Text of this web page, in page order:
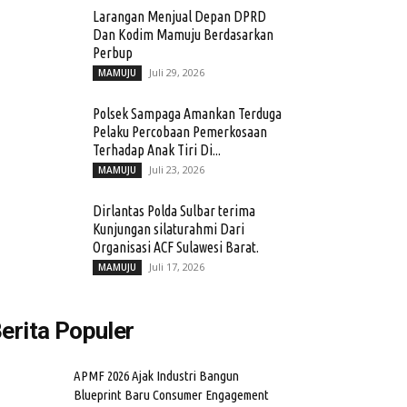
Larangan Menjual Depan DPRD
Dan Kodim Mamuju Berdasarkan
Perbup
MAMUJU Juli 29, 2026
Polsek Sampaga Amankan Terduga
Pelaku Percobaan Pemerkosaan
Terhadap Anak Tiri Di...
MAMUJU Juli 23, 2026
Dirlantas Polda Sulbar terima
Kunjungan silaturahmi Dari
Organisasi ACF Sulawesi Barat.
MAMUJU Juli 17, 2026
Populer
APMF 2026 Ajak Industri Bangun
Blueprint Baru Consumer Engagement